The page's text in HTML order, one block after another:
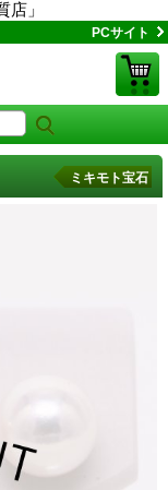
」
PCサイト
ミキモト宝石